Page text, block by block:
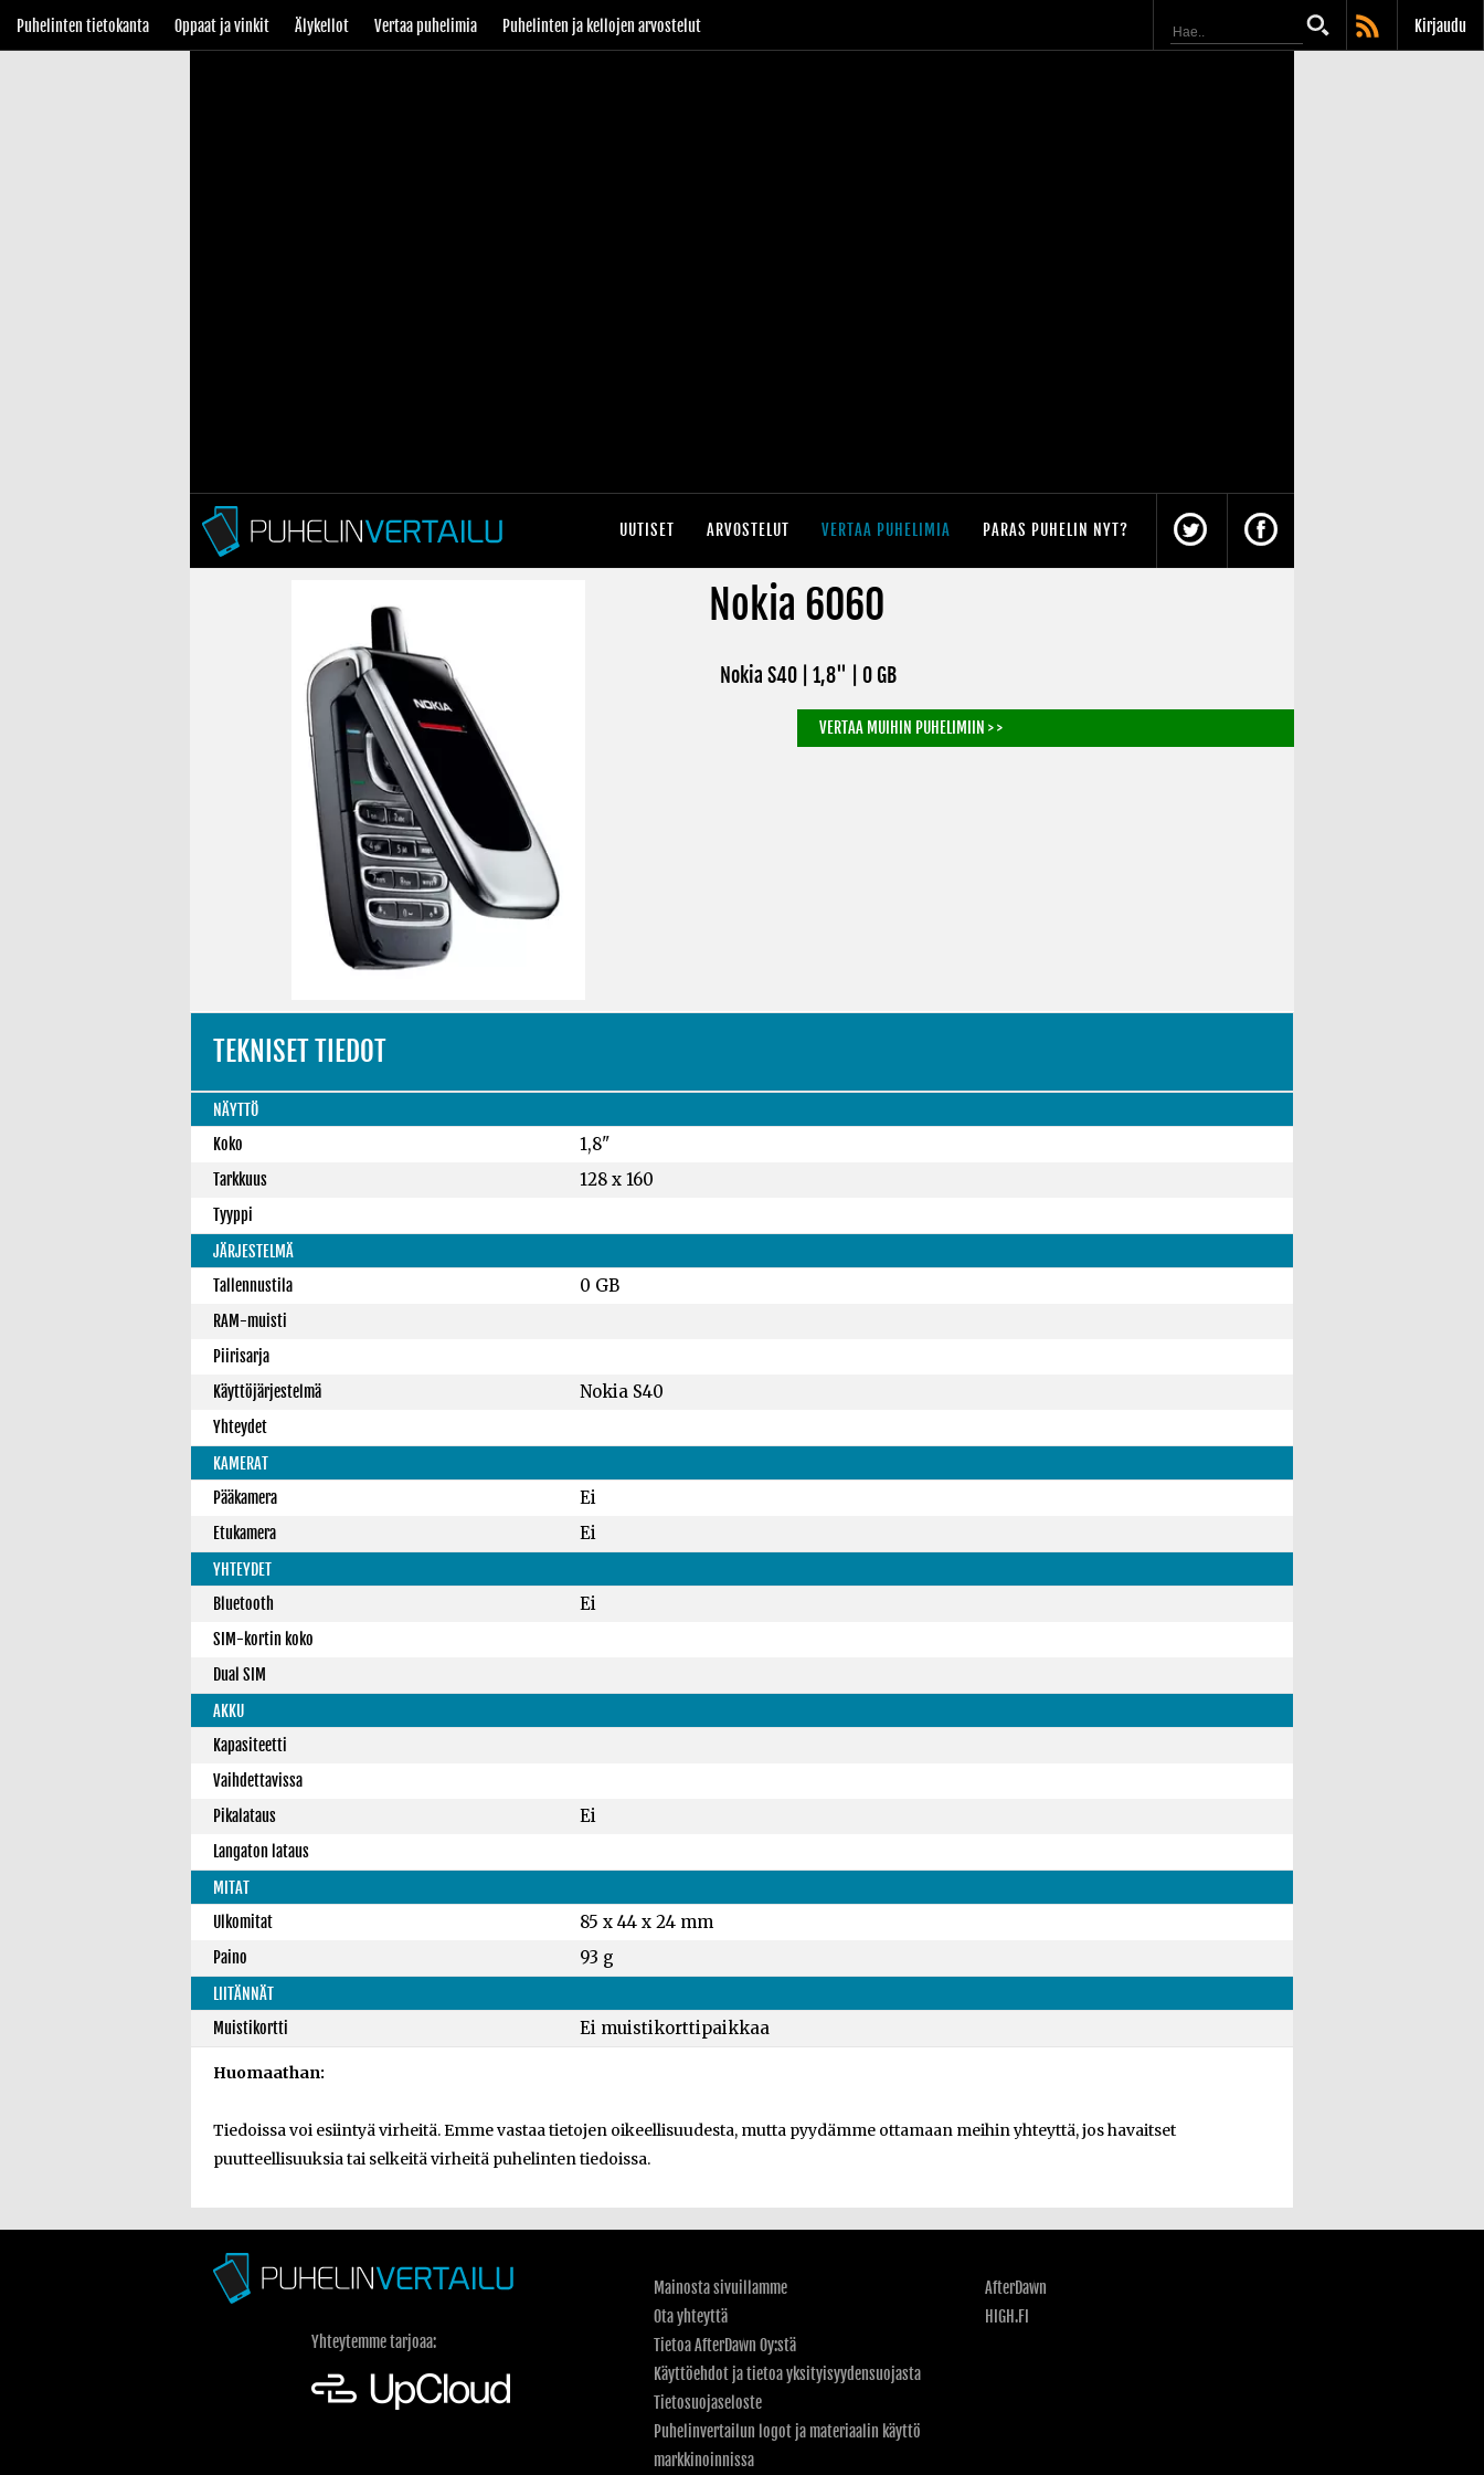
Puhelinten tietokanta Oppaat ja vinkit Älykellot Vertaa puhelimia Puhelinten ja kellojen arvostelut Kirjaudu
UUTISET ARVOSTELUT VERTAA PUHELIMIA PARAS PUHELIN NYT?
Nokia 6060
Nokia S40 | 1,8" | 0 GB
VERTAA MUIHIN PUHELIMIIN > >
TEKNISET TIEDOT
NÄYTTÖ
Koko
1,8"
Tarkkuus 128 x 160
Tyyppi
JÄRJESTELMÄ
Tallennustila
0 GB
RAM-muisti
Piirisarja
Käyttöjärjestelmä
Nokia S40
Yhteydet
KAMERAT
Pääkamera
Ei
Etukamera Ei
YHTEYDET
Bluetooth
Ei
SIM-kortin koko
Dual SIM
AKKU
Kapasiteetti
Vaihdettavissa
Pikalataus
Ei
Langaton lataus
MITAT
Ulkomitat
85 x 44 x 24 mm
Paino 93 g
LIITÄNNÄT
Muistikortti
Ei muistikorttipaikkaa
Huomaathan:
Tiedoissa voi esiintyä virheitä. Emme vastaa tietojen oikeellisuudesta, mutta pyydämme ottamaan meihin yhteyttä, jos havaitset
puutteellisuuksia tai selkeitä virheitä puhelinten tiedoissa.
Yhteytemme tarjoaa:
Mainosta sivuillamme
Ota yhteyttä
Tietoa AfterDawn Oy:stä
Käyttöehdot ja tietoa yksityisyydensuojasta
Tietosuojaseloste
Puhelinvertailun logot ja materiaalin käyttö
markkinoinnissa
AfterDawn
HIGH.FI